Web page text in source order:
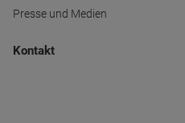
Presse und Medien
Kontakt